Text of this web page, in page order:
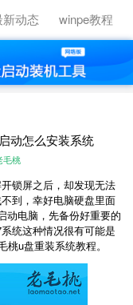
新动态 winpe教程
动怎么安装系统
毛桃
锁屏之后，却发现无法
到，幸好电脑硬盘里面
动电脑，先备份好重要的
统这种情况很有可能是
u盘重装系统教程。